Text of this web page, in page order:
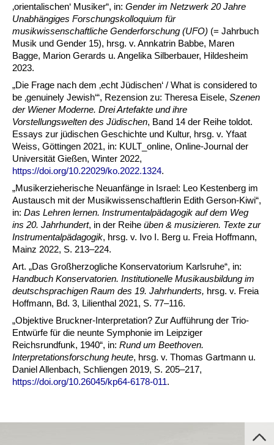
‚orientalischen‘ Musiker“, in: Gender im Netzwerk 20 Jahre
Unabhängiges Forschungskolloquium für
musikwissenschaftliche Genderforschung (UFO) (= Jahrbuch
Musik und Gender 15), hrsg. v. Annkatrin Babbe, Maren
Bagge, Marion Gerards u. Angelika Silberbauer, Hildesheim
2023.
„Die Frage nach dem ‚echt Jüdischen‘ / What is considered to
be ‚genuinely Jewish‘“, Rezension zu: Theresa Eisele, Szenen
der Wiener Moderne. Drei Artefakte und ihre
Vorstellungswelten des Jüdischen, Band 14 der Reihe toldot.
Essays zur jüdischen Geschichte und Kultur, hrsg. v. Yfaat
Weiss, Göttingen 2021, in: KULT_online, Online-Journal der
Universität Gießen, Winter 2022,
https://doi.org/10.22029/ko.2022.1324.
„Musikerzieherische Neuanfänge in Israel: Leo Kestenberg im
Austausch mit der Musikwissenschaftlerin Edith Gerson-Kiwi“,
in: Das Lehren lernen. Instrumentalpädagogik auf dem Weg
ins 20. Jahrhundert, in der Reihe üben & musizieren. Texte zur
Instrumentalpädagogik, hrsg. v. Ivo I. Berg u. Freia Hoffmann,
Mainz 2022, S. 213–224.
Art. „Das Großherzogliche Konservatorium Karlsruhe“, in:
Handbuch Konservatorien. Institutionelle Musikausbildung im
deutschsprachigen Raum des 19. Jahrhunderts, hrsg. v. Freia
Hoffmann, Bd. 3, Lilienthal 2021, S. 77–116.
„Objektive Bruckner-Interpretation? Zur Aufführung der Trio-
Entwürfe für die neunte Symphonie im Leipziger
Reichsrundfunk, 1940“, in: Rund um Beethoven.
Interpretationsforschung heute, hrsg. v. Thomas Gartmann u.
Daniel Allenbach, Schliengen 2019, S. 205–217,
https://doi.org/10.26045/kp64-6178-011.